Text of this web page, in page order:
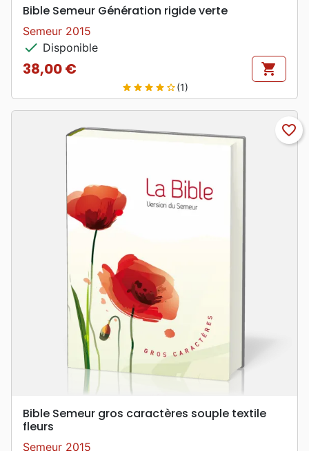
Bible Semeur Génération rigide verte
Semeur 2015
check Disponible
Prix
38,00 € shopping_cart
star star star star star_border(1)
favorite_border
Bible Semeur gros caractères souple textile
fleurs
Semeur 2015